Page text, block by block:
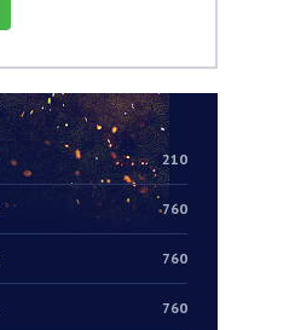
210
760
760
760